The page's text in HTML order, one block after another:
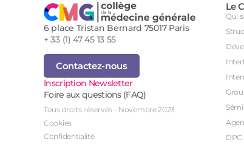
6 place Tristan Bernard 75017 Paris
+ 33 (1) 47 45 13 55
Contactez-nous
Inscription Newsletter
Foire aux questions (FAQ)
Tous droits réservés - Novembre 2023
Cookies
Confidentialité
Le
Qui
DPC